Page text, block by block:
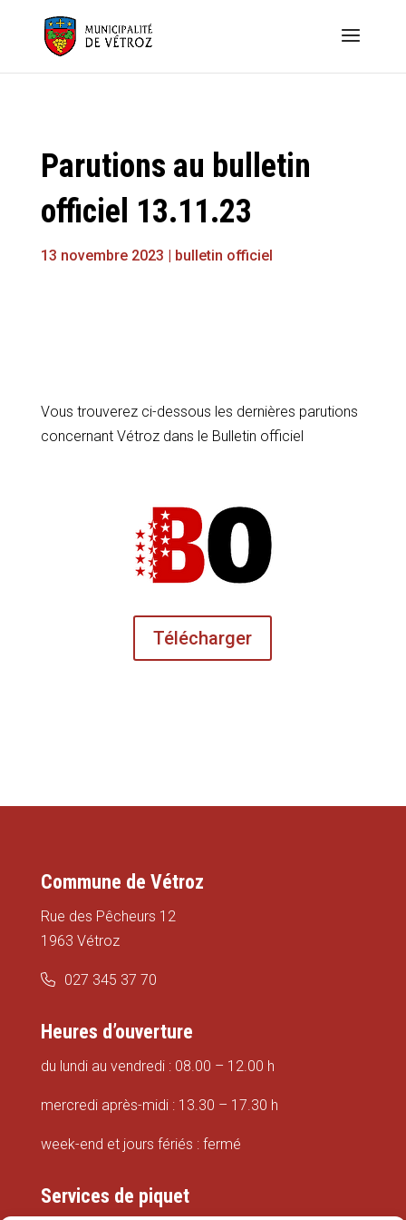
Parutions au bulletin
officiel 13.11.23
13 novembre 2023 | bulletin officiel
Vous trouverez ci-dessous les dernières parutions
concernant Vétroz dans le Bulletin officiel
Télécharger
Commune de Vétroz
Rue des Pêcheurs 12
1963 Vétroz
027 345 37 70
Heures d’ouverture
du lundi au vendredi : 08.00 – 12.00 h
mercredi après-midi : 13.30 – 17.30 h
week-end et jours fériés : fermé
Services de piquet